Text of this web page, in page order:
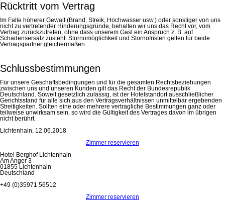
Rücktritt vom Vertrag
Im Falle höherer Gewalt (Brand, Streik, Hochwasser usw.) oder sonstiger von uns
nicht zu vertretender Hinderungsgründe, behalten wir uns das Recht vor, vom
Vertrag zurückzutreten, ohne dass unserem Gast ein Anspruch z. B. auf
Schadensersatz zusteht. Stornomöglichkeit und Stornofristen gelten für beide
Vertragspartner gleichermaßen.
Schlussbestimmungen
Für unsere Geschäftsbedingungen und für die gesamten Rechtsbeziehungen
zwischen uns und unseren Kunden gilt das Recht der Bundesrepublik
Deutschland. Soweit gesetzlich zulässig, ist der Hotelstandort ausschließlicher
Gerichtsstand für alle sich aus den Vertragsverhältnissen unmittelbar ergebenden
Streitigkeiten. Sollten eine oder mehrere vertragliche Bestimmungen ganz oder
teilweise unwirksam sein, so wird die Gültigkeit des Vertrages davon im übrigen
nicht berührt.
Lichtenhain, 12.06.2018
Zimmer reservieren
Hotel Berghof Lichtenhain
Am Anger 3
01855 Lichtenhain
Deutschland
+49 (0)35971 56512
Zimmer reservieren